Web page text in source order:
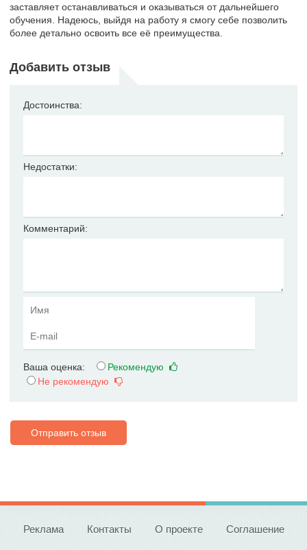
заставляет останавливаться и оказываться от дальнейшего
обучения. Надеюсь, выйдя на работу я смогу себе позволить
более детально освоить все её преимущества.
Добавить отзыв
Достоинства:
Недостатки:
Комментарий:
Ваша оценка:
Рекомендую
Не рекомендую
Отправить отзыв
Реклама Контакты О проекте Соглашение